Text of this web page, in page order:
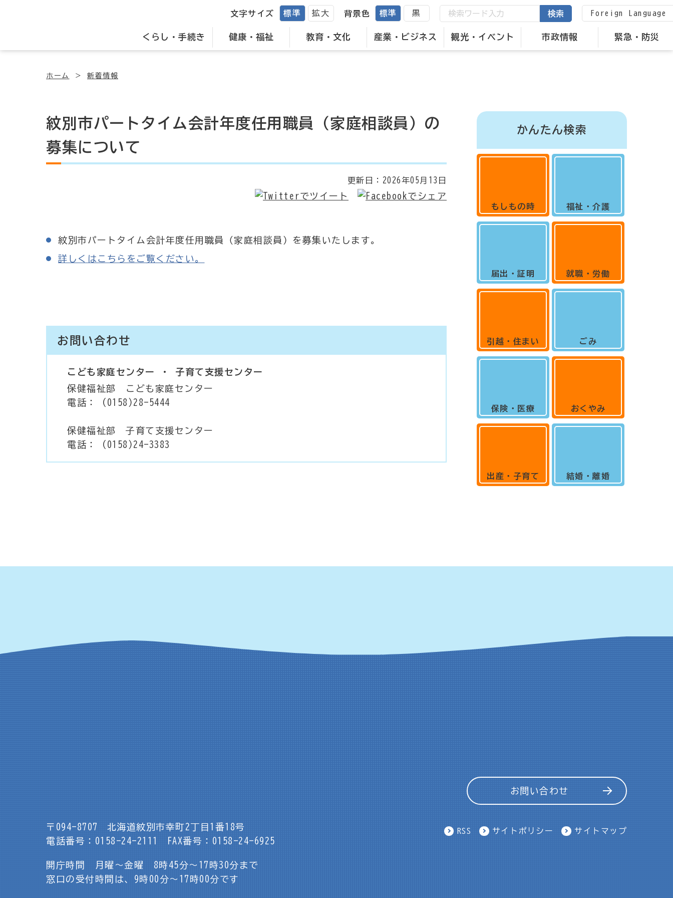
くらし・手続き 健康・福祉 教育・文化 産業・ビジネス 観光・イベント 市政情報 緊急・防災
文字サイズ 標準 拡大 背景色 標準 黒 検索 Foreign Language
ホーム 新着情報
紋別市パートタイム会計年度任用職員（家庭相談員）の
募集について
更新日： 2026年05月13日
紋別市パートタイム会計年度任用職員（家庭相談員）を募集いたします。
詳しくはこちらをご覧ください。
お問い合わせ
こども家庭センター ・ 子育て支援センター
保健福祉部 こども家庭センター
電話： (0158)28-5444
保健福祉部 子育て支援センター
電話： (0158)24-3383
かんたん検索
もしもの時
届出・証明
引越・住まい
保険・医療
出産・子育て
福祉・介護
就職・労働
ごみ
おくやみ
結婚・離婚
〒094-8707
北海道紋別市幸町2丁目1番18号
電話番号：0158-24-2111
FAX番号：0158-24-6925
開庁時間 月曜～金曜 8時45分～17時30分まで
窓口の受付時間は、9時00分～17時00分です
お問い合わせ
RSS サイトポリシー サイトマップ